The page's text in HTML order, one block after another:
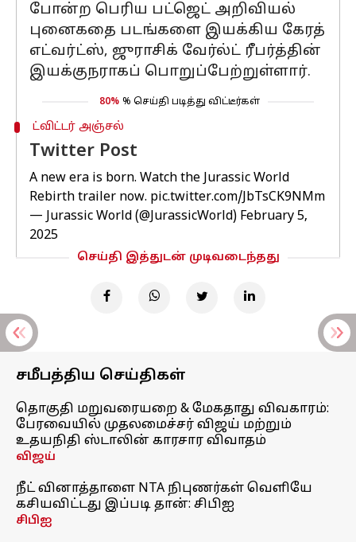
போன்ற பெரிய பட்ஜெட் அறிவியல்
புனைகதை படங்களை இயக்கிய கேரத்
எட்வர்ட்ஸ், ஜுராசிக் வேர்ல்ட் ரீபர்த்தின்
இயக்குநராகப் பொறுப்பேற்றுள்ளார்.
80% % செய்தி படித்து விட்டீர்கள்
ட்விட்டர் அஞ்சல்
Twitter Post
A new era is born. Watch the Jurassic World
Rebirth trailer now. pic.twitter.com/JbTsCK9NMm
— Jurassic World (@JurassicWorld) February 5,
2025
செய்தி இத்துடன் முடிவடைந்தது
சமீபத்திய செய்திகள்
தொகுதி மறுவரையறை & மேகதாது விவகாரம்:
பேரவையில் முதலமைச்சர் விஜய் மற்றும்
உதயநிதி ஸ்டாலின் காரசார விவாதம்
விஜய்
நீட் வினாத்தாளை NTA நிபுணர்கள் வெளியே
கசியவிட்டது இப்படி தான்: சிபிஐ
சிபிஐ